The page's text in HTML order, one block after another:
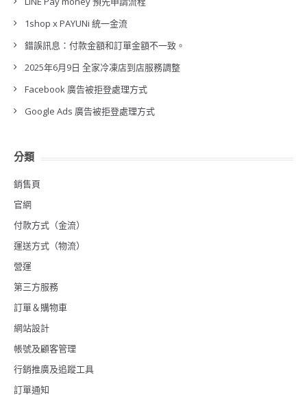
1shop x PAYUNi 統一金流
錯誤訊息：付款金額和訂單金額不一致。
2025年6月9日 全家冷凍店到店服務調整
Facebook 廣告被拒登處理方式
Google Ads 廣告被拒登處理方式
分類
銷售頁
官網
付款方式（金流）
運送方式（物流）
營運
第三方服務
訂單＆購物車
網站設計
帳號及顧客管理
行銷推廣及追蹤工具
訂單通知